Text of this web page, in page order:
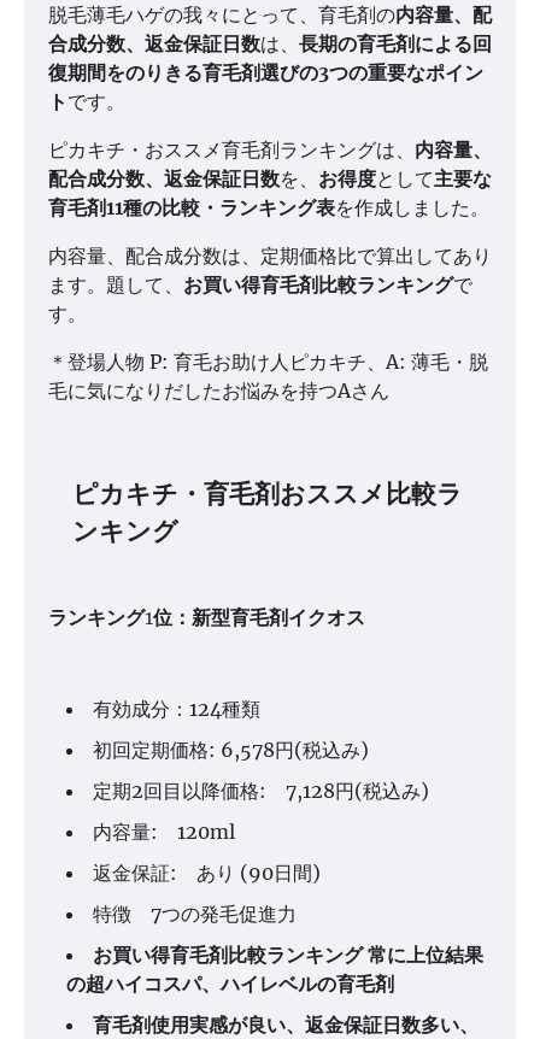
脱毛薄毛ハゲの我々にとって、育毛剤の内容量、配
合成分数、返金保証日数は、 長期の育毛剤による回
復期間をのりきる育毛剤選びの3つの重要なポイン
ト です。
ピカキチ・おススメ育毛剤ランキングは、 内容量、
配合成分数、返金保証日数を、 お得度として主要な
育毛剤11種の比較・ランキング表を作成しました。
内容量、配合成分数は、定期価格比で算出してあり
ます。題して、 お買い得育毛剤比較ランキングで
す。
＊登場人物 P: 育毛お助け人ピカキチ、A: 薄毛・脱
毛に気になりだしたお悩みを持つAさん
ピカキチ・育毛剤おススメ比較ラ
ンキング
ランキング1位：新型育毛剤イクオス
有効成分：124種類
初回定期価格: 6,578円(税込み)
定期2回目以降価格: 7,128円(税込み)
内容量: 120ml
返金保証: あり (90日間)
特徴 7つの発毛促進力
お買い得育毛剤比較ランキング 常に上位結果
の超ハイコスパ、ハイレベルの育毛剤
育毛剤使用実感が良い、返金保証日数多い、